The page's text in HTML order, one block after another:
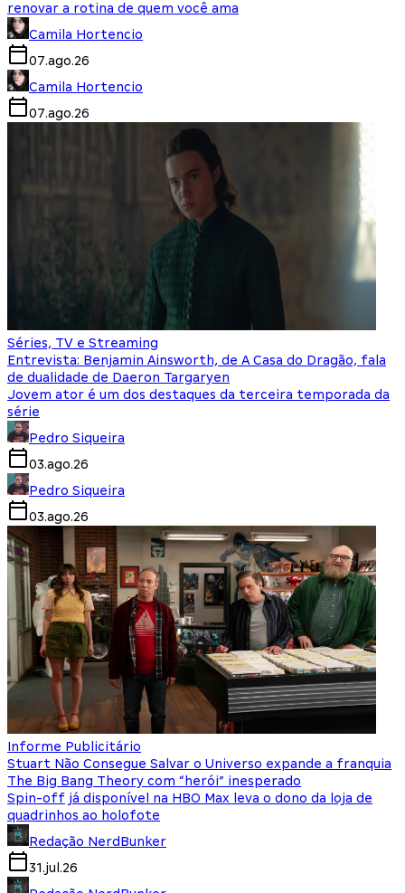
renovar a rotina de quem você ama
Camila Hortencio
07.ago.26
Camila Hortencio
07.ago.26
Séries, TV e Streaming
Entrevista: Benjamin Ainsworth, de A Casa do Dragão, fala
de dualidade de Daeron Targaryen
Jovem ator é um dos destaques da terceira temporada da
série
Pedro Siqueira
03.ago.26
Pedro Siqueira
03.ago.26
Informe Publicitário
Stuart Não Consegue Salvar o Universo expande a franquia
The Big Bang Theory com “herói” inesperado
Spin-off já disponível na HBO Max leva o dono da loja de
quadrinhos ao holofote
Redação NerdBunker
31.jul.26